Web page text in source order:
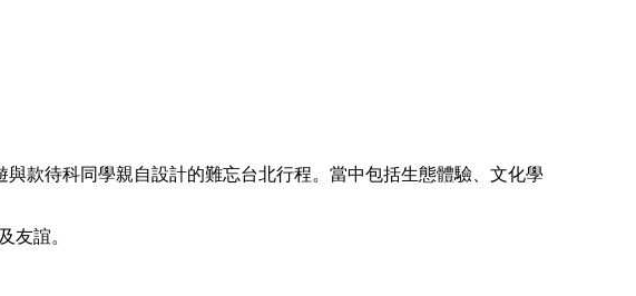
款待科同學親自設計的難忘台北行程。當中包括生態體驗、文化學
誼。